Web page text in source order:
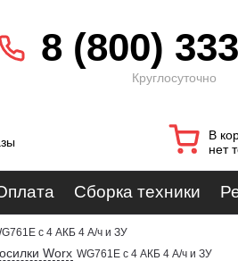
8 (800)
Круглосуточно
В
нет
Сборка техники
с 4 АКБ 4 А/ч и ЗУ
Worx WG761E с 4 АКБ 4 А/ч и ЗУ